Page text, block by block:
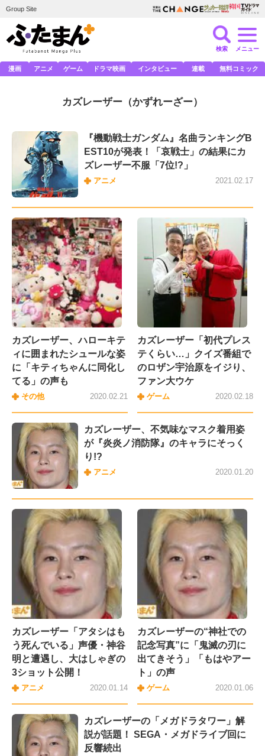
Group Site
検索 メニュー
漫画 アニメ ゲーム ドラマ映画 インタビュー 連載 無料コミック
カズレーザー （かずれーざー）
『機動戦士ガンダム』名曲ランキングB
EST10が発表！「哀戦士」の結果にカ
ズレーザー不服「7位!?」
アニメ 2021.02.17
カズレーザー、ハローキテ
ィに囲まれたシュールな姿
に「キティちゃんに同化し
てる」の声も
その他 2020.02.21
カズレーザー「初代プレス
テくらい…」クイズ番組で
のロザン宇治原をイジり、
ファン大ウケ
ゲーム 2020.02.18
カズレーザー、不気味なマスク着用姿
が『炎炎ノ消防隊』のキャラにそっく
り!?
アニメ 2020.01.20
カズレーザー「アタシはも
う死んでいる」声優・神谷
明と遭遇し、大はしゃぎの
3ショット公開！
アニメ 2020.01.14
カズレーザーの“神社での
記念写真”に「鬼滅の刃に
出てきそう」「もはやアー
ト」の声
ゲーム 2020.01.06
カズレーザーの「メガドラタワー」解
説が話題！ SEGA・メガドライブ回に
反響続出